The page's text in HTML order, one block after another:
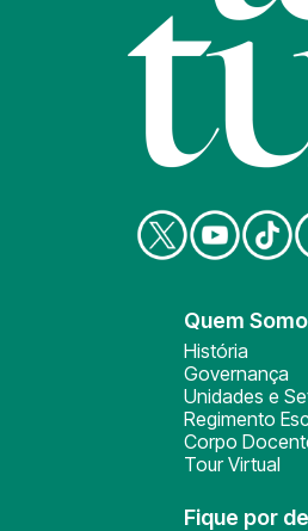
Quem
História
Governança
Unidades e
Regimento
Corpo
Tour Virtual
Fique por